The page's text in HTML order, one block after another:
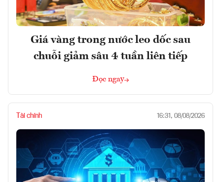
Giá vàng trong nước leo dốc sau
chuỗi giảm sâu 4 tuần liên tiếp
Đọc ngay
Tài chính 16:31, 08/08/2026